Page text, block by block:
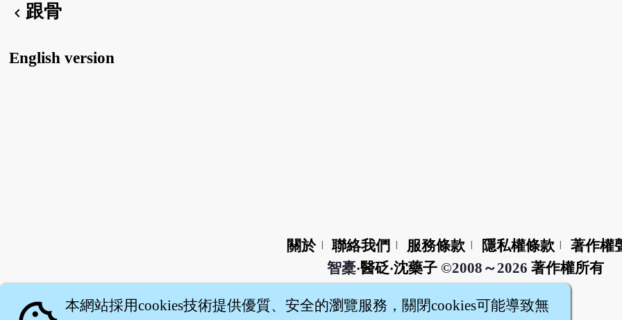
chevron_left 跟骨
English version
關於 聯絡我們 服務條款 隱私權條款
著作權
智橐‧醫砭‧沈藥子©2008～2026 著作權所有
本網站採用cookies技術提供優質、安全的瀏覽服務，關閉cookies可能導致無